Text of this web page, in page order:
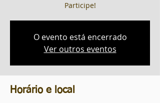
Participe!
O evento está encerrado
Ver outros eventos
Horário e local